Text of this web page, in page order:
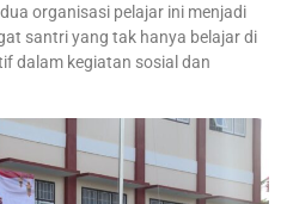
organisasi pelajar ini menjadi
santri yang tak hanya belajar di
dalam kegiatan sosial dan